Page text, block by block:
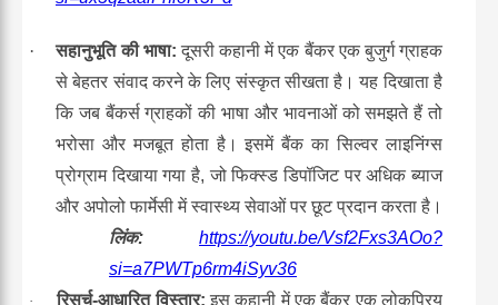
· सहानुभूति की भाषा: दूसरी कहानी में एक बैंकर एक बुजुर्ग ग्राहक
से बेहतर संवाद करने के लिए संस्कृत सीखता है। यह दिखाता है
कि जब बैंकर्स ग्राहकों की भाषा और भावनाओं को समझते हैं तो
भरोसा और मजबूत होता है। इसमें बैंक का सिल्वर लाइनिंग्स
प्रोग्राम दिखाया गया है, जो फिक्स्ड डिपॉजिट पर अधिक ब्याज
और अपोलो फार्मेसी में स्वास्थ्य सेवाओं पर छूट प्रदान करता है।
लिंक:
https://youtu.be/Vsf2Fxs3AOo?
si=a7PWTp6rm4iSyv36
· रिसर्च-आधारित विस्तार: इस कहानी में एक बैंकर एक लोकप्रिय